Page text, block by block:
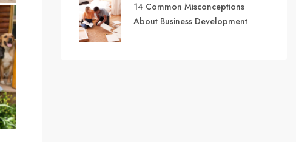
14 Common Misconceptions
About Business Development